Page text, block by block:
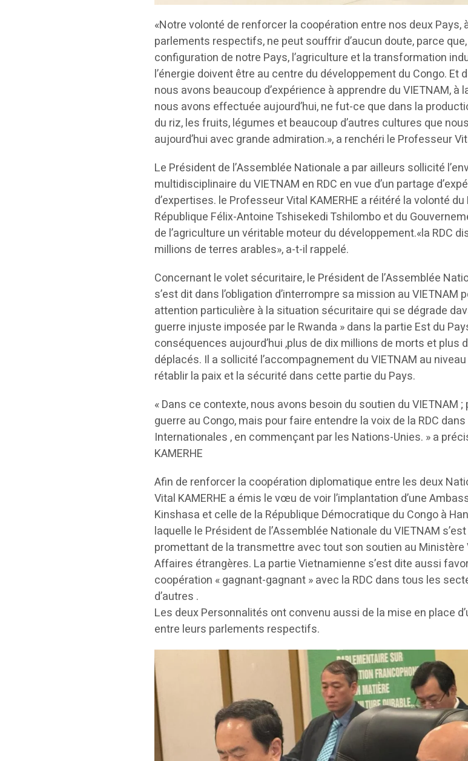
«Notre volonté de renforcer la coopération entre nos deux Pays,
parlements respectifs, ne peut souffrir d’aucun doute, parce
configuration de notre Pays, l’agriculture et la transformation
l’énergie doivent être au centre du développement du Congo. Et
nous avons beaucoup d’expérience à apprendre du VIETNAM, à
nous avons effectuée aujourd’hui, ne fut-ce que dans la
du riz, les fruits, légumes et beaucoup d’autres cultures que
aujourd’hui avec grande admiration.», a renchéri le Professeur
Le Président de l’Assemblée Nationale a par ailleurs sollicité
multidisciplinaire du VIETNAM en RDC en vue d’un partage
d’expertises. le Professeur Vital KAMERHE a réitéré la volonté
République Félix-Antoine Tshisekedi Tshilombo et du
de l’agriculture un véritable moteur du développement.«la RDC
millions de terres arables», a-t-il rappelé.
Concernant le volet sécuritaire, le Président de l’Assemblée
s’est dit dans l’obligation d’interrompre sa mission au VIETNAM
attention particulière à la situation sécuritaire qui se dégrade
guerre injuste imposée par le Rwanda » dans la partie Est du
conséquences aujourd’hui ,plus de dix millions de morts et plus
déplacés. Il a sollicité l’accompagnement du VIETNAM au
rétablir la paix et la sécurité dans cette partie du Pays.
« Dans ce contexte, nous avons besoin du soutien du VIETNAM
guerre au Congo, mais pour faire entendre la voix de la RDC
Internationales , en commençant par les Nations-Unies. » a
KAMERHE
Afin de renforcer la coopération diplomatique entre les deux
Vital KAMERHE a émis le vœu de voir l’implantation d’une
Kinshasa et celle de la République Démocratique du Congo à
laquelle le Président de l’Assemblée Nationale du VIETNAM
promettant de la transmettre avec tout son soutien au Ministère
Affaires étrangères. La partie Vietnamienne s’est dite aussi
coopération « gagnant-gagnant » avec la RDC dans tous les
d’autres .
Les deux Personnalités ont convenu aussi de la mise en place
entre leurs parlements respectifs.